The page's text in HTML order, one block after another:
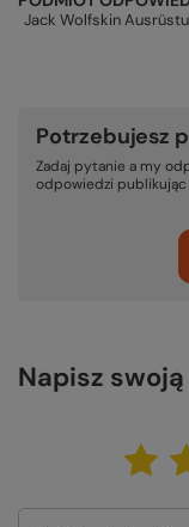
Jack Wolfskin
Potrzebujesz
Zadaj pytanie a my
odpowiedzi publikując
Napisz